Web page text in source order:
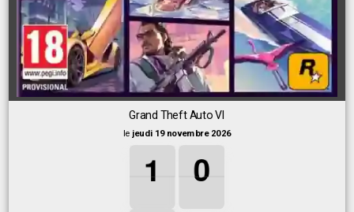
Grand Theft Auto VI
le jeudi 19 novembre 2026
1
1
1
1 0
0
0
0